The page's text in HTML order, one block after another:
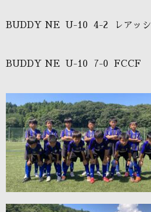
BUDDY NE U-10 4-2 レアッシ
BUDDY NE U-10 7-0 FCCF